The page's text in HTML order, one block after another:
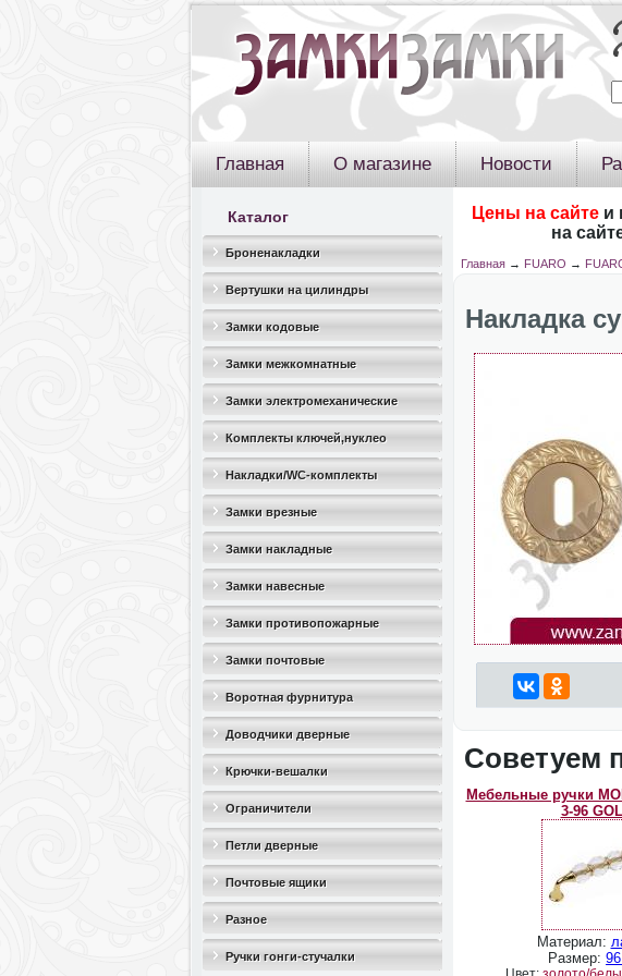
Главная О магазине Новости
Каталог
Броненакладки
Вертушки на цилиндры
Замки кодовые
Замки межкомнатные
Замки электромеханические
Комплекты ключей,нуклео
Накладки/WC-комплекты
Замки врезные
Замки накладные
Замки навесные
Замки противопожарные
Замки почтовые
Воротная фурнитура
Доводчики дверные
Крючки-вешалки
Ограничители
дверные(стопоры)
Петли дверные
Почтовые ящики
Разное
Ручки гонги-стучалки
Цены на сайте и
на
Главная → FUARO →
Накладка
Советуем
Мебельные ручки
3-96
Материал:
Размер: